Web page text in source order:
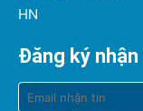
HN
Đăng ký